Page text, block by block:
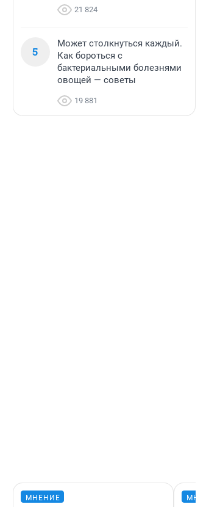
21 824
5
Может столкнуться каждый.
Как бороться с
бактериальными болезнями
овощей — советы
19 881
МНЕНИЕ